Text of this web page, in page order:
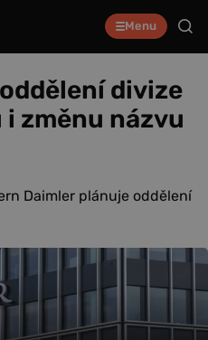
Menu
divize
změnu názvu
Daimler plánuje oddělení